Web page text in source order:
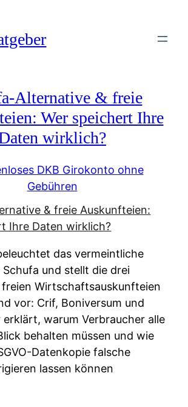
Alternative & freie
Wer speichert Ihre
wirklich?
DKB Girokonto ohne
Gebühren
das vermeintliche
und stellt die drei
Wirtschaftsauskunfteien
vor: Crif, Boniversum und
erklärt, warum Verbraucher alle
behalten müssen und wie
Datenkopie falsche
lassen können